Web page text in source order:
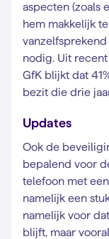
aspecten (zoals
hem makkelijk
nodig. Uit
GfK blijkt dat
bezit die drie
Updates
Ook de
bepalend voor
telefoon met
namelijk een
namelijk voor
blijft, maar